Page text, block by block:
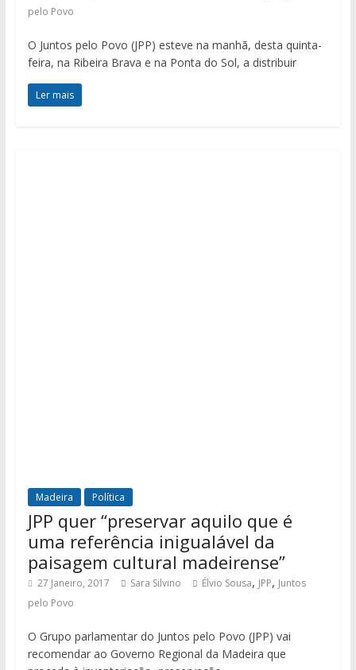
pelo Povo
O Juntos pelo Povo (JPP) esteve na manhã, desta quinta-
feira, na Ribeira Brava e na Ponta do Sol, a distribuir
Ler mais
Madeira Política
JPP quer “preservar aquilo que é
uma referência inigualável da
paisagem cultural madeirense”
27 Janeiro, 2017 Sara Silvino Élvio Sousa, JPP, Juntos
pelo Povo
O Grupo parlamentar do Juntos pelo Povo (JPP) vai
recomendar ao Governo Regional da Madeira que